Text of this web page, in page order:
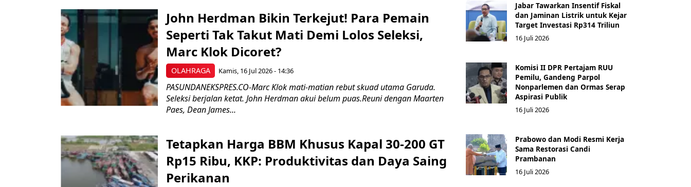
OLAHRAGA
John Herdman Bikin Terkejut! Para Pemain
Seperti Tak Takut Mati Demi Lolos Seleksi,
Marc Klok Dicoret?
Kamis, 16 Jul 2026 - 14:36
PASUNDANEKSPRES.CO-Marc Klok mati-matian rebut skuad utama Garuda.
Seleksi berjalan ketat. John Herdman akui belum puas.Reuni dengan Maarten
Paes, Dean James...
Tetapkan Harga BBM Khusus Kapal 30-200 GT
Rp15 Ribu, KKP: Produktivitas dan Daya Saing
Perikanan
Jabar Tawarkan Insentif Fiskal
dan Jaminan Listrik untuk Kejar
Target Investasi Rp314 Triliun
16 Juli 2026
Komisi II DPR Pertajam RUU
Pemilu, Gandeng Parpol
Nonparlemen dan Ormas Serap
Aspirasi Publik
16 Juli 2026
Prabowo dan Modi Resmi Kerja
Sama Restorasi Candi
Prambanan
16 Juli 2026